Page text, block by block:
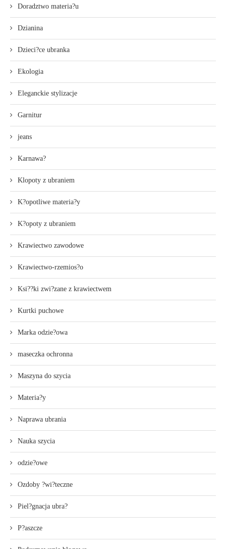
Doradztwo materia?u
Dzianina
Dzieci?ce ubranka
Ekologia
Eleganckie stylizacje
Garnitur
jeans
Karnawa?
Klopoty z ubraniem
K?opotliwe materia?y
K?opoty z ubraniem
Krawiectwo zawodowe
Krawiectwo-rzemios?o
Ksi??ki zwi?zane z krawiectwem
Kurtki puchowe
Marka odzie?owa
maseczka ochronna
Maszyna do szycia
Materia?y
Naprawa ubrania
Nauka szycia
odzie?owe
Ozdoby ?wi?teczne
Piel?gnacja ubra?
P?aszcze